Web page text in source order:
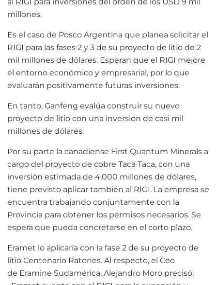
millones.
Es el caso de Posco Argentina que planea solicitar el
RIGI para las fases 2 y 3 de su proyecto de litio de 2
mil millones de dólares. Esperan que el RIGI mejore
el entorno económico y empresarial, por lo que
evaluarán positivamente futuras inversiones.
En tanto, Ganfeng evalúa construir su nuevo
proyecto de litio con una inversión de casi mil
millones de dólares.
Por su parte la canadiense First Quantum Minerals a
cargo del proyecto de cobre Taca Taca, con una
inversión estimada de 4.000 millones de dólares,
tiene previsto aplicar también al RIGI. La empresa se
encuentra trabajando conjuntamente con la
Provincia para obtener los permisos necesarios. Se
espera que pueda concretarse en el corto plazo.
Eramet lo aplicaría con la fase 2 de su proyecto de
litio Centenario Ratones. Al respecto, el Ceo
de Eramine Sudamérica, Alejandro Moro precisó: